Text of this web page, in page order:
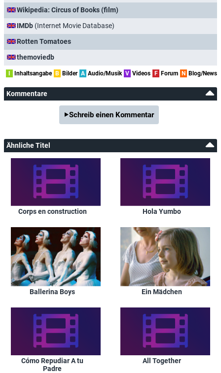
Wikipedia: Circus of Books (film)
IMDb (Internet Movie Database)
Rotten Tomatoes
themoviedb
I Inhaltsangabe B Bilder A Audio/Musik V Videos F Forum N Blog/News
Kommentare
Schreib einen Kommentar
Ähnliche Titel
Corps en construction Hola Yumbo
Ballerina Boys Ein Mädchen
Cómo Repudiar A tu
Padre
All Together